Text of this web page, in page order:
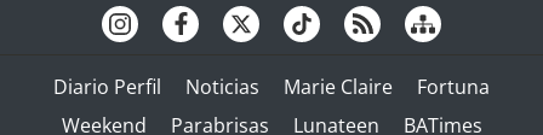
Diario Perfil Noticias Marie Claire
Fortuna
Weekend
Parabrisas Lunateen BATimes